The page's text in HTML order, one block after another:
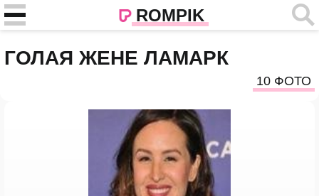
ROMPIK
ГОЛАЯ ЖЕНЕ ЛАМАРК
10 ФОТО